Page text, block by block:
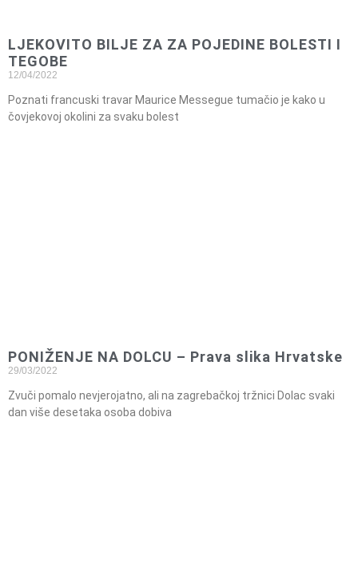
LJEKOVITO BILJE ZA ZA POJEDINE BOLESTI I
TEGOBE
12/04/2022
Poznati francuski travar Maurice Messegue tumačio je kako u
čovjekovoj okolini za svaku bolest
PONIŽENJE NA DOLCU – Prava slika Hrvatske
29/03/2022
Zvuči pomalo nevjerojatno, ali na zagrebačkoj tržnici Dolac svaki
dan više desetaka osoba dobiva